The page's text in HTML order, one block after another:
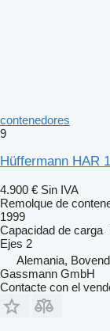
contenedores
9
Hüffermann HAR
4.900 € Sin IVA
Remolque de
1999
Capacidad de carga
Ejes 2
Alemania,
Gassmann GmbH
Contacte con el